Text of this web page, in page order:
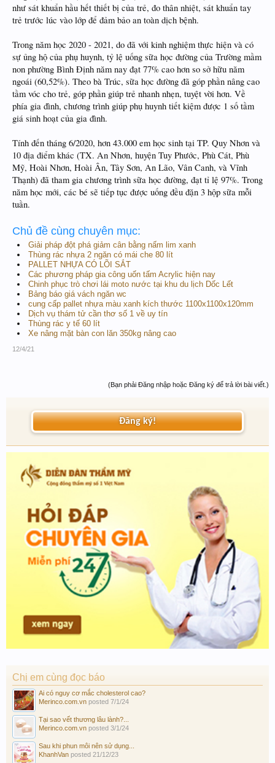
như sát khuẩn hầu hết thiết bị của trẻ, đo thân nhiệt, sát khuẩn tay
trẻ trước lúc vào lớp để đảm bảo an toàn dịch bệnh.
Trong năm học 2020 - 2021, do đã với kinh nghiệm thực hiện và có
sự ủng hộ của phụ huynh, tỷ lệ uống sữa học đường của Trường mầm
non phường Bình Định năm nay đạt 77% cao hơn so sở hữu năm
ngoái (60,52%). Theo bà Trúc, sữa học đường đã góp phần nâng cao
tầm vóc cho trẻ, góp phần giúp trẻ nhanh nhẹn, tuyệt vời hơn. Về
phía gia đình, chương trình giúp phụ huynh tiết kiệm được 1 số tầm
giá sinh hoạt của gia đình.
Tính đến tháng 6/2020, hơn 43.000 em học sinh tại TP. Quy Nhơn và
10 địa điểm khác (TX. An Nhơn, huyện Tuy Phước, Phù Cát, Phù
Mỹ, Hoài Nhơn, Hoài Ân, Tây Sơn, An Lão, Vân Canh, và Vĩnh
Thạnh) đã tham gia chương trình sữa học đường, đạt tỉ lệ 97%. Trong
năm học mới, các bé sẽ tiếp tục được uống đều đặn 3 hộp sữa mỗi
tuần.
Chủ đề cùng chuyên mục:
Giải pháp đột phá giảm cân bằng nấm lim xanh
Thùng rác nhựa 2 ngăn có mái che 80 lít
PALLET NHỰA CÓ LÕI SẮT
Các phương pháp gia công uốn tấm Acrylic hiện nay
Chinh phục trò chơi lái moto nước tại khu du lịch Dốc Lết
Bảng báo giá vách ngăn wc
cung cấp pallet nhựa màu xanh kích thước 1100x1100x120mm
Dịch vụ thám tử cần thơ số 1 về uy tín
Thùng rác y tế 60 lít
Xe nâng mặt bàn con lăn 350kg nâng cao
12/4/21
(Bạn phải Đăng nhập hoặc Đăng ký để trả lời bài viết.)
Đăng ký!
Chị em cùng đọc báo
Ai có nguy cơ mắc cholesterol cao?
Merinco.com.vn posted 7/1/24
Tại sao vết thương lâu lành?...
Merinco.com.vn posted 3/1/24
Sau khi phun môi nên sử dụng...
KhanhVan posted 21/12/23